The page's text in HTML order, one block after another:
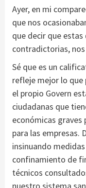
Ayer, en mi
que nos
que decir que
contradictorias,
Sé que es un
refleje mejor lo que
el propio Govern
ciudadanas que
económicas graves
para las empresas.
insinuando
confinamiento de
técnicos